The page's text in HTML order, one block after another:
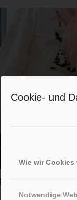
Cookie- und
Wie wir Cookies
Notwendige